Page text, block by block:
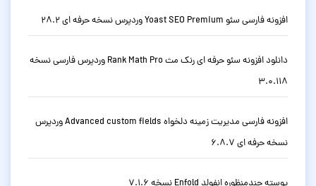
افزونه فارسی سئو Yoast SEO Premium وردپرس نسخه حرفه ای 28.2
دانلود افزونه سئو حرفه ای رنک مث Rank Math Pro وردپرس فارسی نسخه
3.0.118
افزونه فارسی مدیریت زمینه دلخواه Advanced custom fields وردپرس
نسخه حرفه ای 6.8.7
پوسته چندمنظوره انفولد Enfold نسخه 7.1.6